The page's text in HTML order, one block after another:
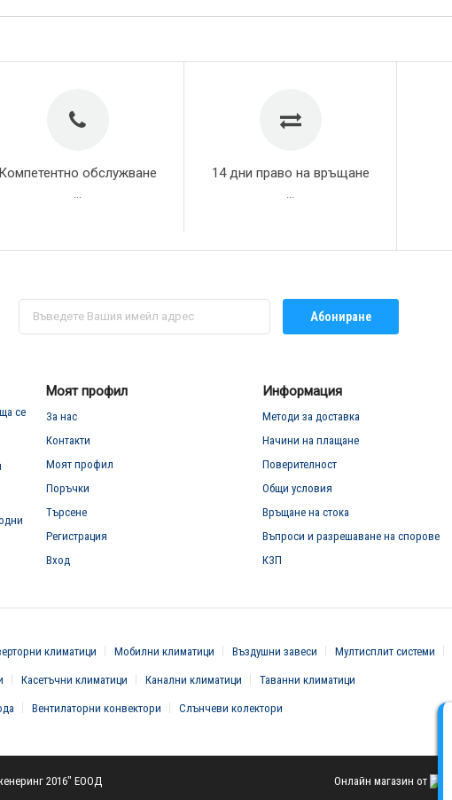
Компетентно обслужване 14 дни право на връщане
Абонирай
за
Абониране
се
Моят профил
За нас
Контакти
Моят профил
Поръчки
Търсене
Регистрация
Вход
Информация
Методи за доставка
Начини на плащане
Поверителност
Общи условия
Връщане на стока
Въпроси и разрешаване на спорове
КЗП
климатици Мобилни климатици Въздушни завеси Мултисплит системи
Касетъчни климатици Канални климатици Таванни климатици
Вентилаторни конвектори Слънчеви колектори
2016" ЕООД Онлайн магазин от